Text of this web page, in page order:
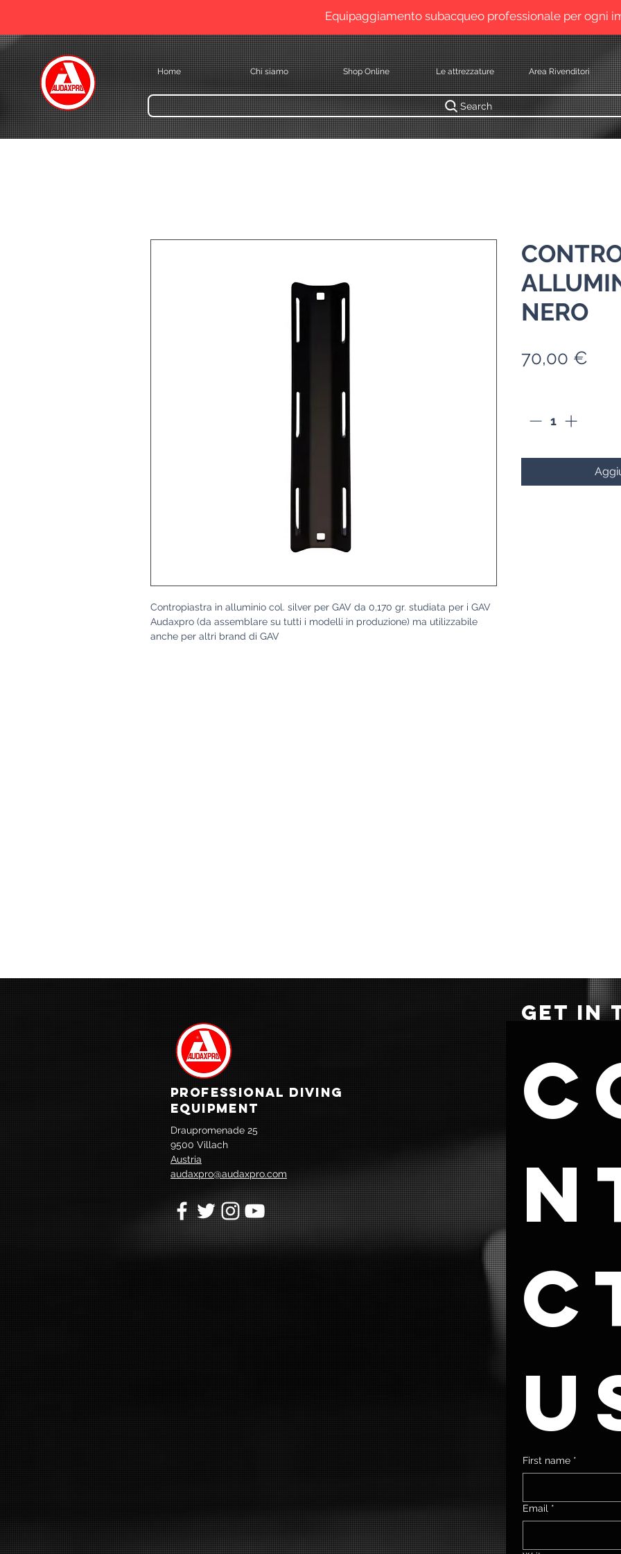
Equipaggiamento subacqueo professionale per ogni
Home Chi siamo Shop Online Le attrezzature Area Rivenditori
Search
Contropiastra in alluminio col. silver per GAV da 0,170 gr. studiata per i GAV
Audaxpro (da assemblare su tutti i modelli in produzione) ma utilizzabile
anche per altri brand di GAV
NERO
70,00 €
PROFESSIONAL DIVING
EQUIPMENT
Draupromenade 25
9500 Villach
Austria
audaxpro@audaxpro.com
GET IN
First name *
Email *